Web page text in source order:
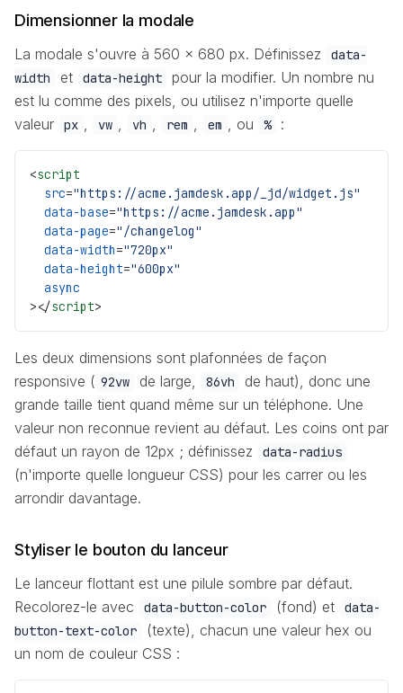
Dimensionner la modale
La modale s'ouvre à 560 × 680 px. Définissez
data-
width
et data-height
pour la modifier. Un nombre nu
est lu comme des pixels, ou utilisez n'importe quelle
valeur
px , vw , vh , rem , em , ou % :
<script
  src
="https://acme.jamdesk.app/_jd/widget.js"
  data-base
="https://acme.jamdesk.app"
  data-page
="/changelog"
  data-width
="720px"
  data-height
="600px"
  async
></script>
Les deux dimensions sont plafonnées de façon
responsive ( 92vw de large, 86vh
de haut), donc une
grande taille tient quand même sur un téléphone. Une
valeur non reconnue revient au défaut. Les coins ont par
défaut un rayon de 12px ; définissez
data-radius
(n'importe quelle longueur CSS) pour les carrer ou les
arrondir davantage.
Styliser le bouton du lanceur
Le lanceur flottant est une pilule sombre par défaut.
Recolorez-le avec
data-button-color (fond) et
data-
button-text-color
(texte), chacun une valeur hex ou
un nom de couleur CSS :